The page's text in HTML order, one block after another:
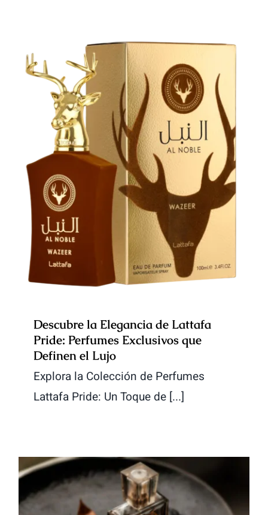
Descubre la Elegancia de Lattafa
Pride: Perfumes Exclusivos que
Definen el Lujo
Descubre la Elegancia de Lattafa
Pride: Perfumes Exclusivos que
Definen el Lujo
Explora la Colección de Perfumes
Lattafa Pride: Un Toque de [...]